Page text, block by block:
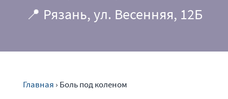
📍 Рязань, ул. Весенняя, 12Б
Главная › Боль под коленом